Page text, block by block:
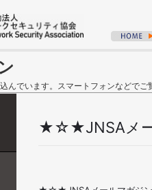
んでいます。スマートフォンなどで